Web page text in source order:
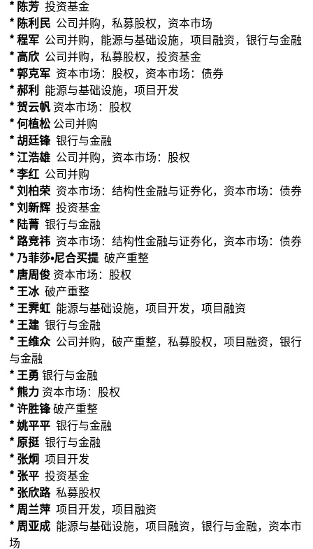
* 陈芳 投资基金
* 陈利民 公司并购，私募股权，资本市场
* 程军 公司并购，能源与基础设施，项目融资，银行与金融
* 高欣 公司并购，私募股权，投资基金
* 郭克军 资本市场：股权，资本市场：债券
* 郝利
能源与基础设施，项目开发
* 贺云帆 资本市场：股权
* 何植松 公司并购
* 胡廷锋银行与金融
* 江浩雄 公司并购，资本市场：股权
* 李红 公司并购
* 刘柏荣 资本市场：结构性金融与证券化，资本市场：债券
* 刘新辉 投资基金
* 陆菁银行与金融
* 路竞祎 资本市场：结构性金融与证券化，资本市场：债券
* 乃菲莎•尼合买提 破产重整
* 唐周俊 资本市场：股权
* 王冰破产重整
* 王霁虹 能源与基础设施，项目开发，项目融资
* 王建银行与金融
* 王维众 公司并购，破产重整，私募股权，项目融资，银行
与金融
* 王勇银行与金融
* 熊力 资本市场：股权
* 许胜锋破产重整
* 姚平平银行与金融
* 原挺银行与金融
* 张炯项目开发
* 张平投资基金
* 张欣路私募股权
* 周兰萍项目开发，项目融资
* 周亚成 能源与基础设施，项目融资，银行与金融，资本市
场